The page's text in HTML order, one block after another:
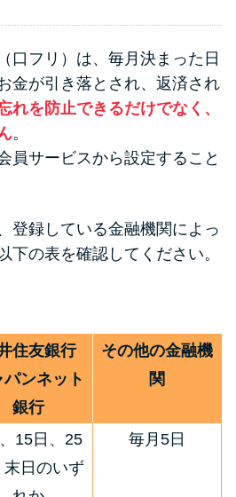
口フリ）は、毎月決まった日
金が引き落とされ、返済され
れを防止できるだけでなく、
。
員サービスから設定すること
登録している金融機関によっ
下の表を確認してください。
住友銀行
パンネット
銀行
その他の金融機
関
15日、25
末日のいず
毎月5日